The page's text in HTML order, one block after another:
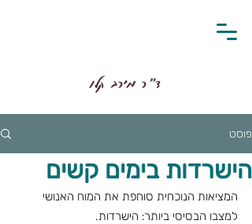
ד״ר מירב קלו
פוסט
הישרדות בימים קשים
המציאות הנוכחית סוחפת את המוח האנושי
למצבו הבסיסי ביותר: הישרדות.